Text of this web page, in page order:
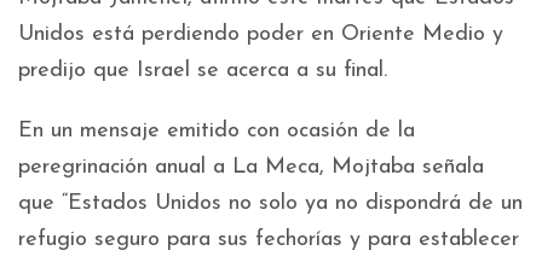
Unidos está perdiendo poder en Oriente Medio y
predijo que Israel se acerca a su final.
En un mensaje emitido con ocasión de la
peregrinación anual a La Meca, Mojtaba señala
que “Estados Unidos no solo ya no dispondrá de un
refugio seguro para sus fechorías y para establecer